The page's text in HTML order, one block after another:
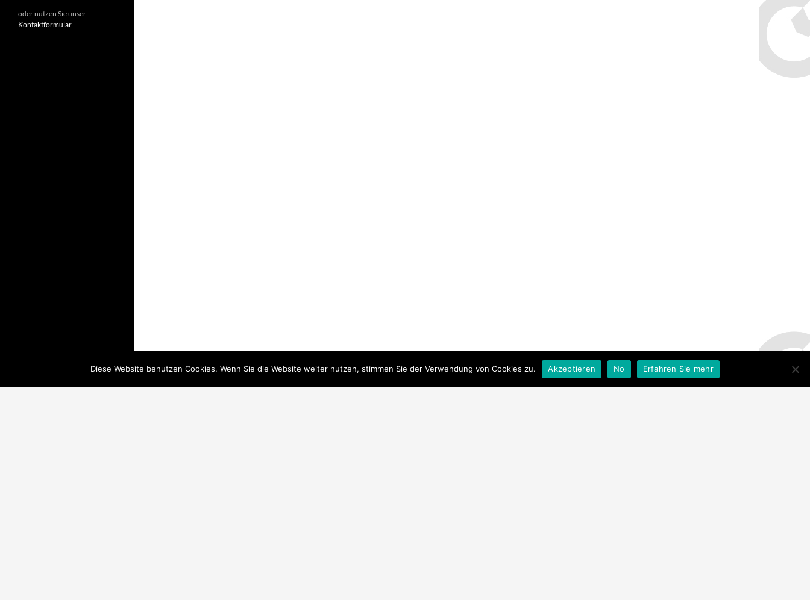
oder nutzen Sie unser
Kontaktformular
Diese Website benutzen Cookies. Wenn Sie die Website weiter nutzen, stimmen Sie der Verwendung von Cookies zu. Akzeptieren No Erfahren Sie mehr